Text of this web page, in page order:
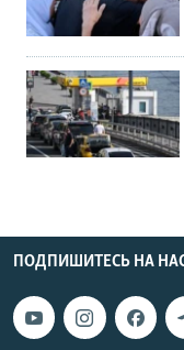
ПОДПИШИТЕСЬ НА